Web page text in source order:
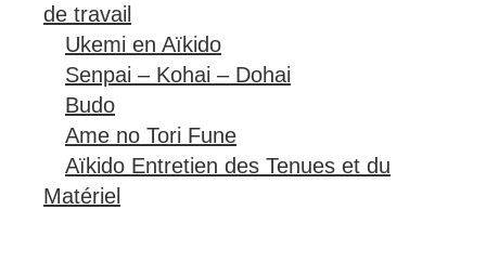
Ukemi en Aïkido
Senpai – Kohai – Dohai
Budo
Ame no Tori Fune
Aïkido Entretien des Tenues et du
Matériel